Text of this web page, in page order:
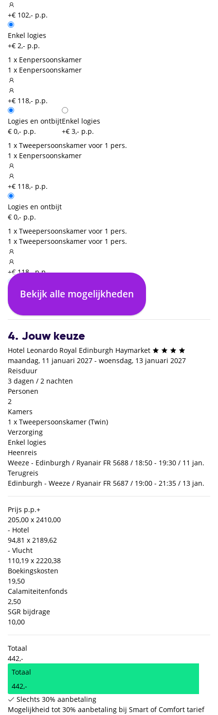
+€ 102,- p.p.
Enkel logies
+€ 2,- p.p.
1 x Eenpersoonskamer
1 x Eenpersoonskamer
+€ 118,- p.p.
Logies en ontbijt
€ 0,- p.p.
Enkel logies
+€ 3,- p.p.
1 x Tweepersoonskamer voor 1 pers.
1 x Eenpersoonskamer
+€ 118,- p.p.
Logies en ontbijt
€ 0,- p.p.
1 x Tweepersoonskamer voor 1 pers.
1 x Tweepersoonskamer voor 1 pers.
+€ 118,- p.p.
Logies en ontbijt
€ 0,- p.p.
Bekijk alle mogelijkheden
4. Jouw keuze
Hotel Leonardo Royal Edinburgh Haymarket
maandag, 11 januari 2027 - woensdag, 13 januari 2027
Reisduur
3 dagen / 2 nachten
Personen
2
Kamers
1 x Tweepersoonskamer (Twin)
Verzorging
Enkel logies
Heenreis
Weeze - Edinburgh / Ryanair FR 5688 / 18:50 - 19:30 / 11 jan.
Terugreis
Edinburgh - Weeze / Ryanair FR 5687 / 19:00 - 21:35 / 13 jan.
Prijs p.p.+
205,00 x 2410,00
- Hotel
94,81 x 2189,62
- Vlucht
110,19 x 2220,38
Boekingskosten
19,50
Calamiteitenfonds
2,50
SGR bijdrage
10,00
Totaal
442,-
Totaal
442,-
Slechts 30% aanbetaling
Mogelijkheid tot 30% aanbetaling bij Smart of Comfort tarief